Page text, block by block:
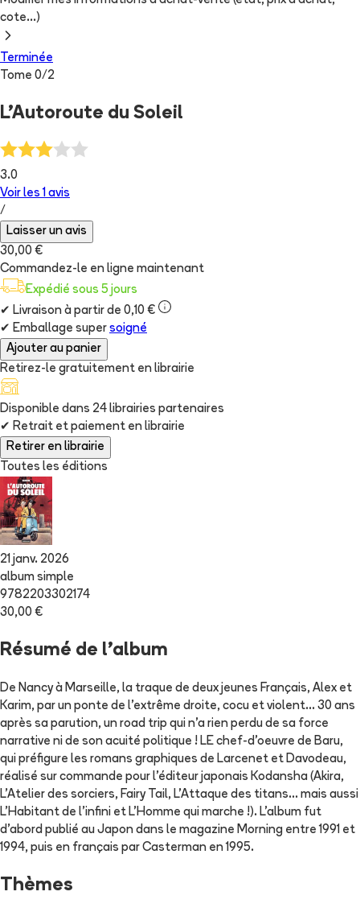
cote...)
Terminée
Tome 0/2
L'Autoroute du Soleil
3.0
Voir les 1 avis
/
Laisser un avis
30,00 €
Commandez-le en ligne maintenant
Expédié sous 5 jours
✔ Livraison à partir de 0,10 €
✔ Emballage super soigné
Ajouter au panier
Retirez-le gratuitement en librairie
Disponible dans 24 librairies partenaires
✔ Retrait et paiement en librairie
Retirer en librairie
Toutes les éditions
21 janv. 2026
album simple
9782203302174
30,00 €
Résumé de l'album
De Nancy à Marseille, la traque de deux jeunes Français, Alex et
Karim, par un ponte de l'extrême droite, cocu et violent... 30 ans
après sa parution, un road trip qui n'a rien perdu de sa force
narrative ni de son acuité politique ! LE chef-d'oeuvre de Baru,
qui préfigure les romans graphiques de Larcenet et Davodeau,
réalisé sur commande pour l'éditeur japonais Kodansha (Akira,
L'Atelier des sorciers, Fairy Tail, L'Attaque des titans... mais aussi
L'Habitant de l'infini et L'Homme qui marche !). L'album fut
d'abord publié au Japon dans le magazine Morning entre 1991 et
1994, puis en français par Casterman en 1995.
Thèmes